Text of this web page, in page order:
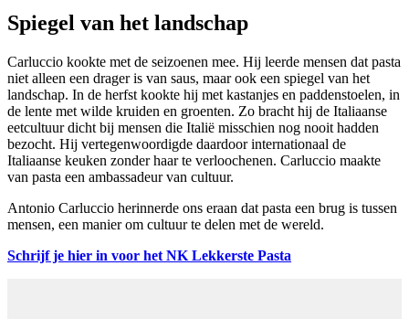
Spiegel van het landschap
Carluccio kookte met de seizoenen mee. Hij leerde mensen dat pasta
niet alleen een drager is van saus, maar ook een spiegel van het
landschap. In de herfst kookte hij met kastanjes en paddenstoelen, in
de lente met wilde kruiden en groenten. Zo bracht hij de Italiaanse
eetcultuur dicht bij mensen die Italië misschien nog nooit hadden
bezocht. Hij vertegenwoordigde daardoor internationaal de
Italiaanse keuken zonder haar te verloochenen. Carluccio maakte
van pasta een ambassadeur van cultuur.
Antonio Carluccio herinnerde ons eraan dat pasta een brug is tussen
mensen, een manier om cultuur te delen met de wereld.
Schrijf je hier in voor het NK Lekkerste Pasta